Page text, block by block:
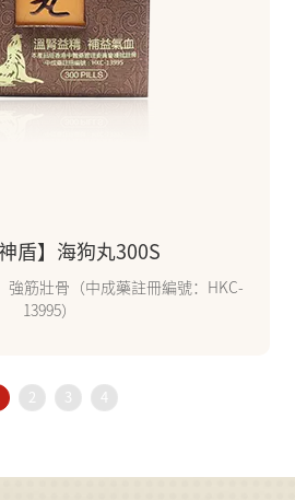
盾】海狗丸300S
強筋壯骨（中成藥註冊編號：HKC-
13995）
2 3 4